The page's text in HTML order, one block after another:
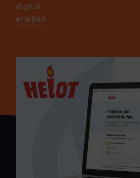
digital
erleben